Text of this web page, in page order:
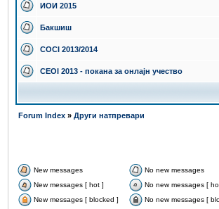
ИОИ 2015
Бакшиш
COCI 2013/2014
CEOI 2013 - покана за онлајн учество
Forum Index » Други натпревари
New messages No new messages
New messages [ hot ]
No new messages [
New messages [ blocked ]
No new messages [